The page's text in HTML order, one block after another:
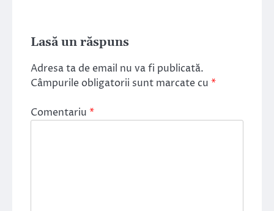
Lasă un răspuns
Adresa ta de email nu va fi publicată.
Câmpurile obligatorii sunt marcate cu *
Comentariu *